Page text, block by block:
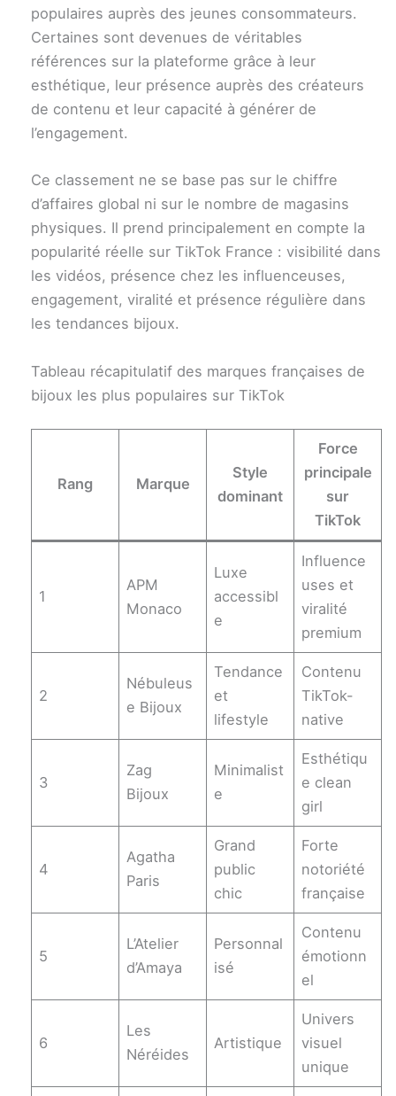
populaires auprès des jeunes consommateurs.
Certaines sont devenues de véritables
références sur la plateforme grâce à leur
esthétique, leur présence auprès des créateurs
de contenu et leur capacité à générer de
l’engagement.
Ce classement ne se base pas sur le chiffre
d’affaires global ni sur le nombre de magasins
physiques. Il prend principalement en compte la
popularité réelle sur TikTok France : visibilité dans
les vidéos, présence chez les influenceuses,
engagement, viralité et présence régulière dans
les tendances bijoux.
Tableau récapitulatif des marques françaises de
bijoux les plus populaires sur TikTok
Rang Marque
Style
dominant
Force
principale
sur
TikTok
1
APM
Monaco
Luxe
accessibl
e
Influence
uses et
viralité
premium
2
Nébuleus
e Bijoux
Tendance
et
lifestyle
Contenu
TikTok-
native
3
Zag
Bijoux
Minimalist
e
Esthétiqu
e clean
girl
4
Agatha
Paris
Grand
public
chic
Forte
notoriété
française
5
L’Atelier
d’Amaya
Personnal
isé
Contenu
émotionn
el
6
Les
Néréides
Artistique
Univers
visuel
unique